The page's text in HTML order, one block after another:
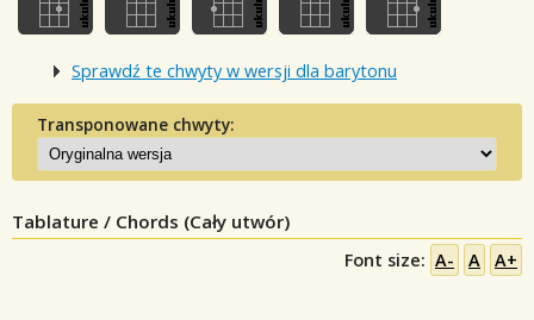
Sprawdź te chwyty w wersji dla barytonu
Transponowane chwyty:
Tablature / Chords (Cały utwór)
Font size: A- A A+